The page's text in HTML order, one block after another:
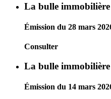
La bulle immobilière
Émission du 28 mars
Consulter
La bulle immobilière
Émission du 14 mars